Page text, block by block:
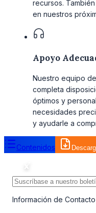
recursos.
en nuestros
Apoyo
Nuestro equipo
completa
óptimos y
necesidades
y ayudarle a
Contenidos
Información de Contacto